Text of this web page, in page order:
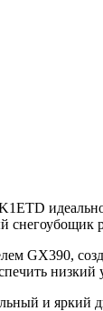
GX390,
и яркий